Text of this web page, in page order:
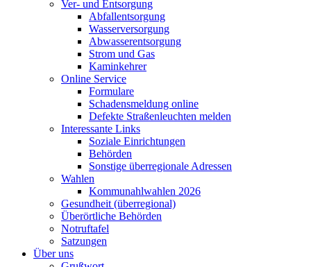
Ver- und Entsorgung
Abfallentsorgung
Wasserversorgung
Abwasserentsorgung
Strom und Gas
Kaminkehrer
Online Service
Formulare
Schadensmeldung online
Defekte Straßenleuchten melden
Interessante Links
Soziale Einrichtungen
Behörden
Sonstige überregionale Adressen
Wahlen
Kommunahlwahlen 2026
Gesundheit (überregional)
Überörtliche Behörden
Notruftafel
Satzungen
Über uns